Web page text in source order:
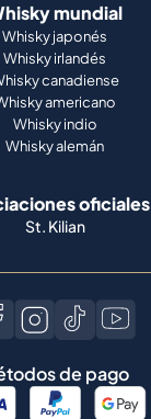
mundial
Whisky japonés
Whisky irlandés
canadiense
americano
Whisky indio
Whisky alemán
oficiales
St. Kilian
de pago